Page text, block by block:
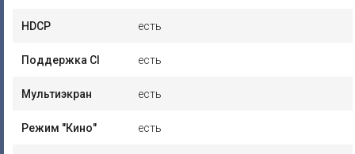
HDCP есть
Поддержка CI есть
Мультиэкран есть
Режим "Кино" есть